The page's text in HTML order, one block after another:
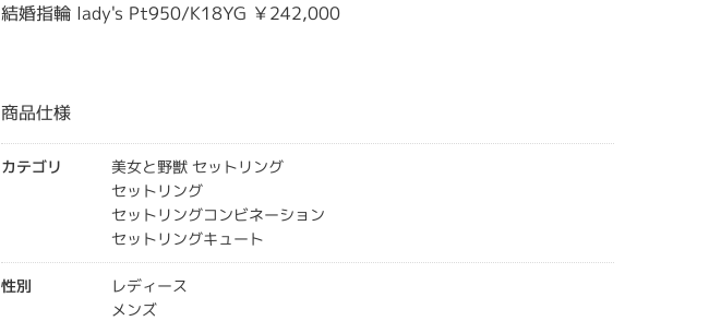
結婚指輪 lady's Pt950/K18YG ￥242,000
商品仕様
カテゴリ
美女と野獣 セットリング
セットリング
セットリングコンビネーション
セットリングキュート
性別
レディース
メンズ